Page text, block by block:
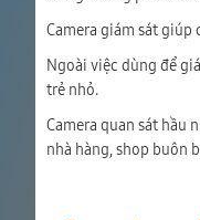
Camera giám sát
Ngoài việc dùng để
trẻ nhỏ.
Camera quan sát hầu
nhà hàng, shop buôn